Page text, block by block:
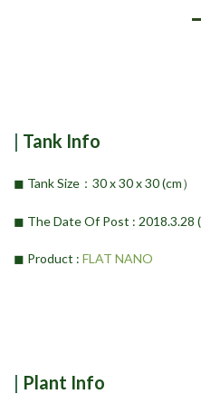
| Tank Info
◼︎ Tank Size：30 x 30 x 30 (cm）
◼︎ The Date Of Post : 2018.3.28
◼︎ Product : FLAT NANO
| Plant Info